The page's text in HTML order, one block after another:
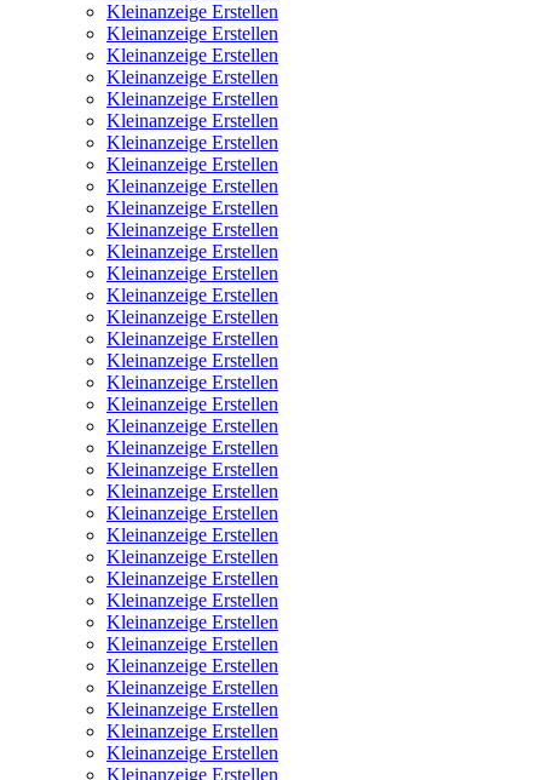
Kleinanzeige Erstellen
Kleinanzeige Erstellen
Kleinanzeige Erstellen
Kleinanzeige Erstellen
Kleinanzeige Erstellen
Kleinanzeige Erstellen
Kleinanzeige Erstellen
Kleinanzeige Erstellen
Kleinanzeige Erstellen
Kleinanzeige Erstellen
Kleinanzeige Erstellen
Kleinanzeige Erstellen
Kleinanzeige Erstellen
Kleinanzeige Erstellen
Kleinanzeige Erstellen
Kleinanzeige Erstellen
Kleinanzeige Erstellen
Kleinanzeige Erstellen
Kleinanzeige Erstellen
Kleinanzeige Erstellen
Kleinanzeige Erstellen
Kleinanzeige Erstellen
Kleinanzeige Erstellen
Kleinanzeige Erstellen
Kleinanzeige Erstellen
Kleinanzeige Erstellen
Kleinanzeige Erstellen
Kleinanzeige Erstellen
Kleinanzeige Erstellen
Kleinanzeige Erstellen
Kleinanzeige Erstellen
Kleinanzeige Erstellen
Kleinanzeige Erstellen
Kleinanzeige Erstellen
Kleinanzeige Erstellen
Kleinanzeige Erstellen